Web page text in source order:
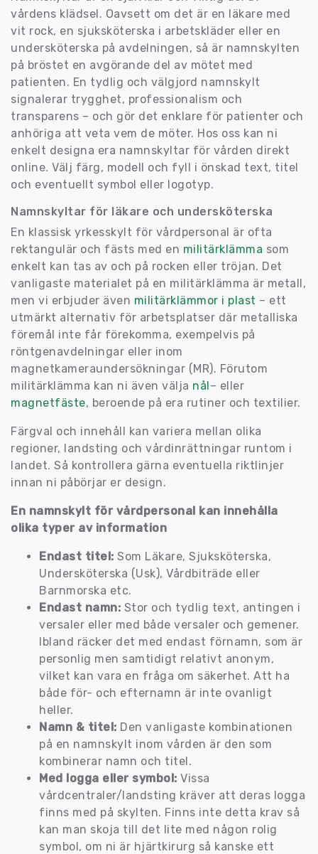
vårdens klädsel. Oavsett om det är en läkare med
vit rock, en sjuksköterska i arbetskläder eller en
undersköterska på avdelningen, så är namnskylten
på bröstet en avgörande del av mötet med
patienten. En tydlig och välgjord namnskylt
signalerar trygghet, professionalism och
transparens – och gör det enklare för patienter och
anhöriga att veta vem de möter. Hos oss kan ni
enkelt designa era namnskyltar för vården direkt
online. Välj färg, modell och fyll i önskad text, titel
och eventuellt symbol eller logotyp.
Namnskyltar för läkare och undersköterska
En klassisk yrkesskylt för vårdpersonal är ofta
rektangulär och fästs med en militärklämma som
enkelt kan tas av och på rocken eller tröjan. Det
vanligaste materialet på en militärklämma är metall,
men vi erbjuder även militärklämmor i plast – ett
utmärkt alternativ för arbetsplatser där metalliska
föremål inte får förekomma, exempelvis på
röntgenavdelningar eller inom
magnetkameraundersökningar (MR). Förutom
militärklämma kan ni även välja nål– eller
magnetfäste, beroende på era rutiner och textilier.
Färgval och innehåll kan variera mellan olika
regioner, landsting och vårdinrättningar runtom i
landet. Så kontrollera gärna eventuella riktlinjer
innan ni påbörjar er design.
En namnskylt för vårdpersonal kan innehålla
olika typer av information
Endast titel: Som Läkare, Sjuksköterska,
Undersköterska (Usk), Vårdbiträde eller
Barnmorska etc.
Endast namn: Stor och tydlig text, antingen i
versaler eller med både versaler och gemener.
Ibland räcker det med endast förnamn, som är
personlig men samtidigt relativt anonym,
vilket kan vara en fråga om säkerhet. Att ha
både för- och efternamn är inte ovanligt
heller.
Namn & titel: Den vanligaste kombinationen
på en namnskylt inom vården är den som
kombinerar namn och titel.
Med logga eller symbol: Vissa
vårdcentraler/landsting kräver att deras logga
finns med på skylten. Finns inte detta krav så
kan man skoja till det lite med någon rolig
symbol, om ni är hjärtkirurg så kanske ett